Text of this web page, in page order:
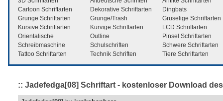
Cartoon Schriftarten
Dekorative Schriftarten
Dingbats
Grunge Schriftarten
Grunge/Trash
Gruselige Schriftarten
Kursive Schriftarten
Kurvige Schriftarten
LCD Schriftarten
Orientalische
Outline
Pinsel Schriftarten
Schreibmaschine
Schulschriften
Schwere Schriftarten
Tattoo Schriftarten
Technik Schriften Tiere Schriftarten
:: Jadefedga[08] Schriftart - kostenloser Download